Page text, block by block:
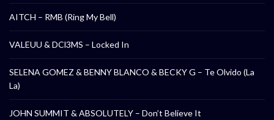
AITCH – RMB (Ring My Bell)
VALEUU & DCl3MS – Locked In
SELENA GOMEZ & BENNY BLANCO & BECKY G – Te Olvido (La
La)
JOHN SUMMIT & ABSOLUTELY – Don’t Believe It